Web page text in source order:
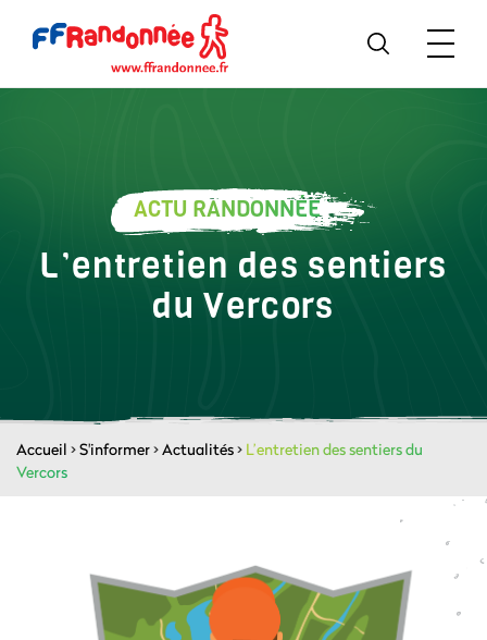
ACTU RANDONNÉE
L’entretien des sentiers
du Vercors
Accueil >S'informer>Actualités> L’entretien des sentiers du
Vercors